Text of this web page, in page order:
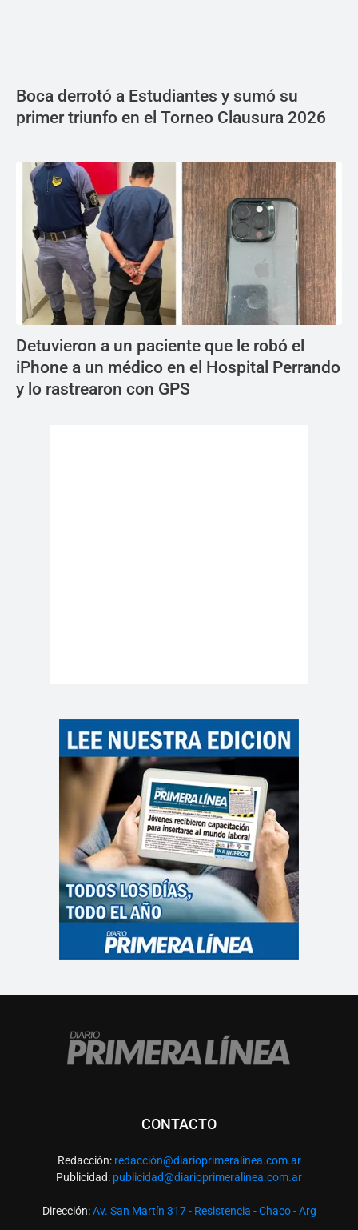
Boca derrotó a Estudiantes y sumó su
primer triunfo en el Torneo Clausura 2026
Detuvieron a un paciente que le robó el
iPhone a un médico en el Hospital Perrando
y lo rastrearon con GPS
CONTACTO
Redacción: redacción@diarioprimeralinea.com.ar
Publicidad: publicidad@diarioprimeralinea.com.ar
Dirección:Av. San Martín 317 - Resistencia - Chaco - Arg